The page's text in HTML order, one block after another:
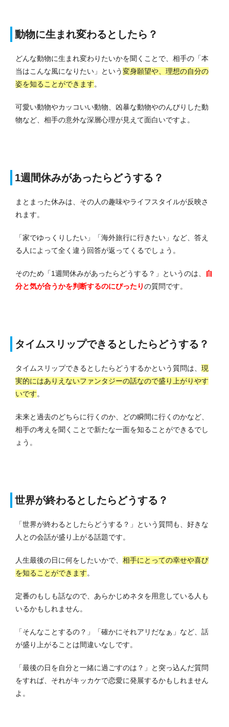
動物に生まれ変わるとしたら？
どんな動物に生まれ変わりたいかを聞くことで、相手の「本
当はこんな風になりたい」という変身願望や、理想の自分の
姿を知ることができます。
可愛い動物やカッコいい動物、凶暴な動物やのんびりした動
物など、相手の意外な深層心理が見えて面白いですよ。
1週間休みがあったらどうする？
まとまった休みは、その人の趣味やライフスタイルが反映さ
れます。
「家でゆっくりしたい」「海外旅行に行きたい」など、答え
る人によって全く違う回答が返ってくるでしょう。
そのため「1週間休みがあったらどうする？」というのは、
自
分と気が合うかを判断するのにぴったりの質問です。
タイムスリップできるとしたらどうする？
タイムスリップできるとしたらどうするかという質問は、 現
実的にはありえないファンタジーの話なので盛り上がりやす
いです。
未来と過去のどちらに行くのか、どの瞬間に行くのかなど、
相手の考えを聞くことで新たな一面を知ることができるでし
ょう。
世界が終わるとしたらどうする？
「世界が終わるとしたらどうする？」という質問も、好きな
人との会話が盛り上がる話題です。
人生最後の日に何をしたいかで、 相手にとっての幸せや喜び
を知ることができます。
定番のもしも話なので、あらかじめネタを用意している人も
いるかもしれません。
「そんなことするの？」「確かにそれアリだなぁ」など、話
が盛り上がることは間違いなしです。
「最後の日を自分と一緒に過ごすのは？」と突っ込んだ質問
をすれば、それがキッカケで恋愛に発展するかもしれません
よ。